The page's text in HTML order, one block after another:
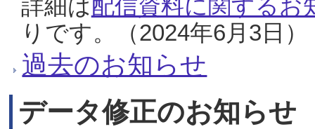
詳細は配信資料に関するお
りです。（2024年6月3日）
過去のお知らせ
データ修正のお知らせ